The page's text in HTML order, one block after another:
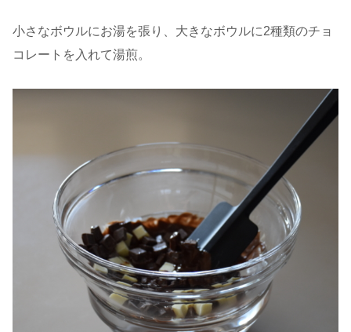
小さなボウルにお湯を張り、大きなボウルに2種類のチョ
コレートを入れて湯煎。